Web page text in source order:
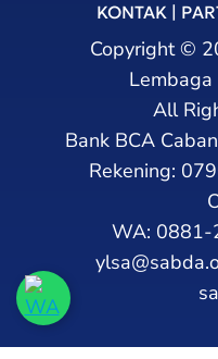
KONTAK |
Copyright©
Lembaga
All
Bank BCA
Rekening:
WA: 0881-